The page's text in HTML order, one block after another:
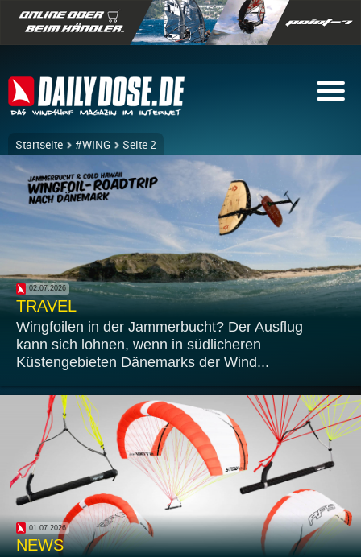
Startseite #WING Seite 2
02.07.2026
TRAVEL
Wingfoilen in der Jammerbucht? Der Ausflug
kann sich lohnen, wenn in südlicheren
Küstengebieten Dänemarks der Wind...
01.07.2026
NEWS